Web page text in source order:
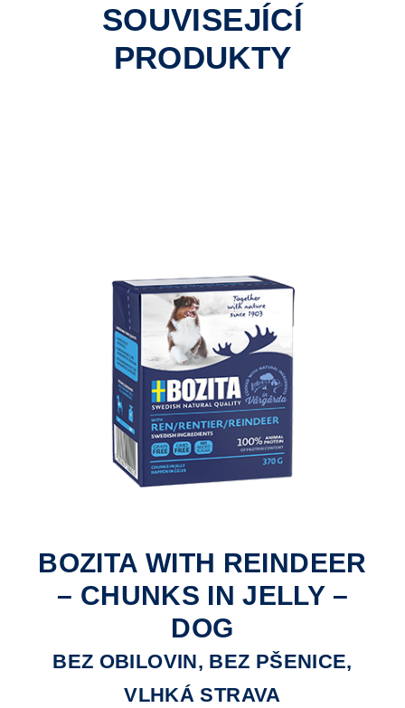
SOUVISEJÍCÍ
PRODUKTY
BOZITA WITH REINDEER
– CHUNKS IN JELLY –
DOG
BEZ OBILOVIN, BEZ PŠENICE,
VLHKÁ STRAVA